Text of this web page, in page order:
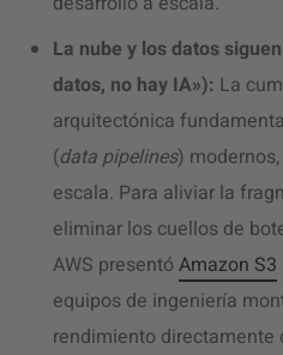
La nube y los datos
datos, no hay IA»): La
arquitectónica
(data pipelines)
escala. Para aliviar la
eliminar los cuellos de
AWS presentó Amazon S3
equipos de ingeniería
rendimiento